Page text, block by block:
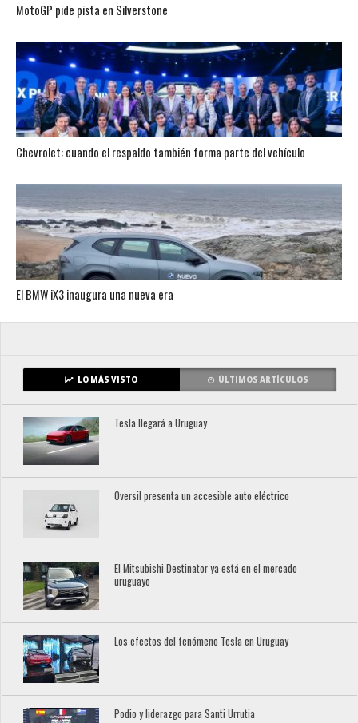
MotoGP pide pista en Silverstone
Chevrolet: cuando el respaldo también forma parte del vehículo
El BMW iX3 inaugura una nueva era
LO MÁS VISTO ÚLTIMOS ARTÍCULOS
Tesla llegará a Uruguay
Oversil presenta un accesible auto eléctrico
El Mitsubishi Destinator ya está en el mercado
uruguayo
Los efectos del fenómeno Tesla en Uruguay
Podio y liderazgo para Santi Urrutia